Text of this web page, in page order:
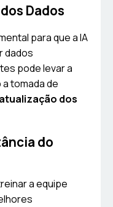
Dados
para que a IA
dados
pode levar a
tomada de
dos
do
a equipe